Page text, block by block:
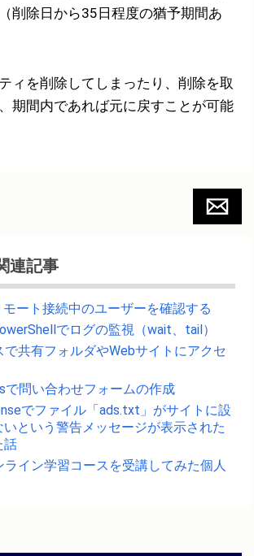
削除日から35日程度の猶予期間あ
ィを削除してしまったり、削除を取
期間内であれば元に戻すことが可能
連記事
ート接続中のユーザーを確認する
でログの監視（wait、tail）
で共有フォルダやWebサイトにアクセ
で問い合わせフォームの作成
でファイル「ads.txt」がサイトに設
という警告メッセージが表示された
話
ライン学習コースを受講してみた個人